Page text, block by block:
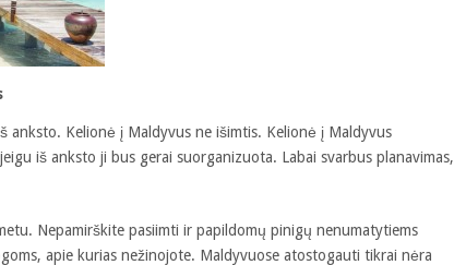
anksto. Kelionė į Maldyvus ne išimtis. Kelionė į Maldyvus
iš anksto ji bus gerai suorganizuota. Labai svarbus planavimas,
Nepamirškite pasiimti ir papildomų pinigų nenumatytiems
apie kurias nežinojote. Maldyvuose atostogauti tikrai nėra